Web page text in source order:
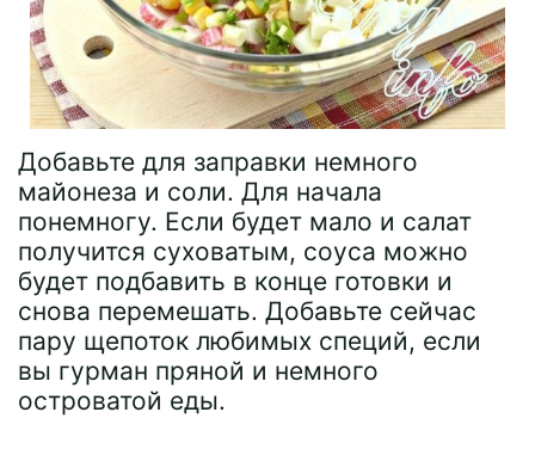
Добавьте для заправки немного
майонеза и соли. Для начала
понемногу. Если будет мало и салат
получится суховатым, соуса можно
будет подбавить в конце готовки и
снова перемешать. Добавьте сейчас
пару щепоток любимых специй, если
вы гурман пряной и немного
островатой еды.